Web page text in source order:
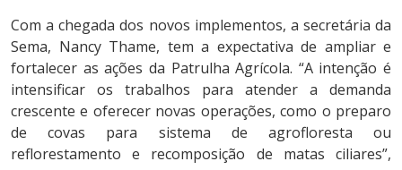
Com a chegada dos novos implementos, a secretária da
Sema, Nancy Thame, tem a expectativa de ampliar e
fortalecer as ações da Patrulha Agrícola. “A intenção é
intensificar os trabalhos para atender a demanda
crescente e oferecer novas operações, como o preparo
de covas para sistema de agrofloresta ou
reflorestamento e recomposição de matas ciliares”,